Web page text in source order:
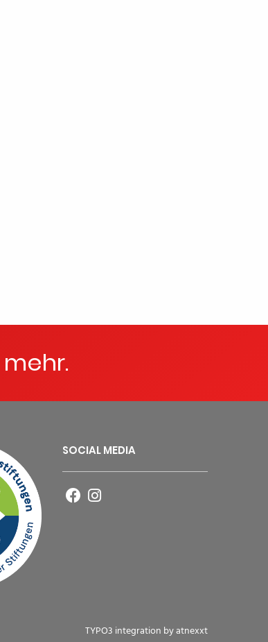
SOCIAL MEDIA
TYPO3 integration byatnexxt